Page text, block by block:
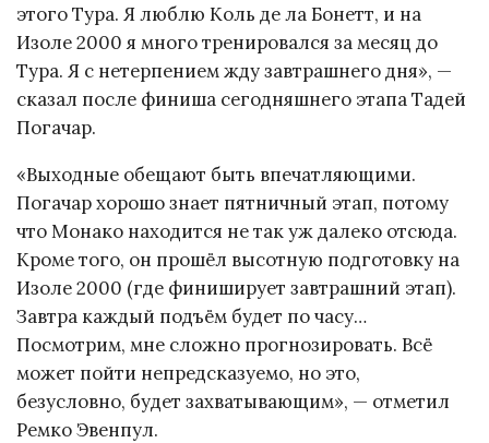
этого Тура. Я люблю Коль де ла Бонетт, и на
Изоле 2000 я много тренировался за месяц до
Тура. Я с нетерпением жду завтрашнего дня», —
сказал после финиша сегодняшнего этапа Тадей
Погачар.
«Выходные обещают быть впечатляющими.
Погачар хорошо знает пятничный этап, потому
что Монако находится не так уж далеко отсюда.
Кроме того, он прошёл высотную подготовку на
Изоле 2000 (где финиширует завтрашний этап).
Завтра каждый подъём будет по часу…
Посмотрим, мне сложно прогнозировать. Всё
может пойти непредсказуемо, но это,
безусловно, будет захватывающим», — отметил
Ремко Эвенпул.